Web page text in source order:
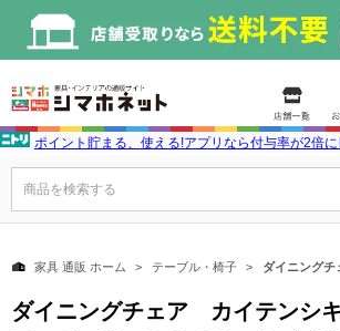
ポイント貯まる、使える!アプリなら付与率が2倍
商品を検索する
家具 通販 ホーム テーブル・椅子 ダイニングチ
ダイニングチェア カイテンシ